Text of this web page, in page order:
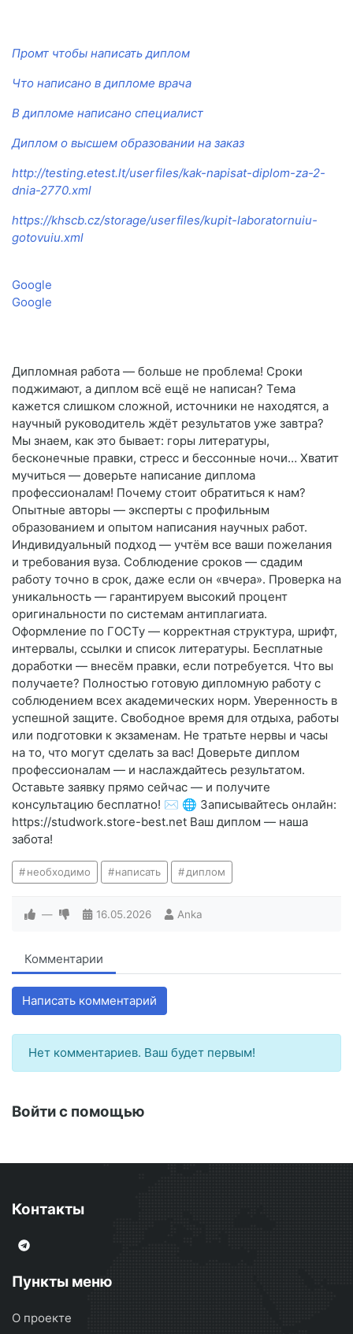
Промт чтобы написать диплом
Что написано в дипломе врача
В дипломе написано специалист
Диплом о высшем образовании на заказ
http://testing.etest.lt/userfiles/kak-napisat-diplom-za-2-
dnia-2770.xml
https://khscb.cz/storage/userfiles/kupit-laboratornuiu-
gotovuiu.xml
Google
Google
Дипломная работа — больше не проблема! Сроки
поджимают, а диплом всё ещё не написан? Тема
кажется слишком сложной, источники не находятся, а
научный руководитель ждёт результатов уже завтра?
Мы знаем, как это бывает: горы литературы,
бесконечные правки, стресс и бессонные ночи… Хватит
мучиться — доверьте написание диплома
профессионалам! Почему стоит обратиться к нам?
Опытные авторы — эксперты с профильным
образованием и опытом написания научных работ.
Индивидуальный подход — учтём все ваши пожелания
и требования вуза. Соблюдение сроков — сдадим
работу точно в срок, даже если он «вчера». Проверка на
уникальность — гарантируем высокий процент
оригинальности по системам антиплагиата.
Оформление по ГОСТу — корректная структура, шрифт,
интервалы, ссылки и список литературы. Бесплатные
доработки — внесём правки, если потребуется. Что вы
получаете? Полностью готовую дипломную работу с
соблюдением всех академических норм. Уверенность в
успешной защите. Свободное время для отдыха, работы
или подготовки к экзаменам. Не тратьте нервы и часы
на то, что могут сделать за вас! Доверьте диплом
профессионалам — и наслаждайтесь результатом.
Оставьте заявку прямо сейчас — и получите
консультацию бесплатно! ✉️ 🌐 Записывайтесь онлайн:
https://studwork.store-best.net Ваш диплом — наша
забота!
необходимо написать диплом
— 16.05.2026 Anka
Комментарии
Написать комментарий
Нет комментариев. Ваш будет первым!
Войти с помощью
Контакты
Пункты меню
О проекте